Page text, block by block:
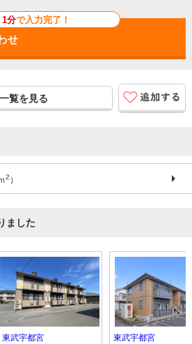
1分で入力完了！
覧を見る
2 ）
ました
東武宇都宮
東武宇都宮